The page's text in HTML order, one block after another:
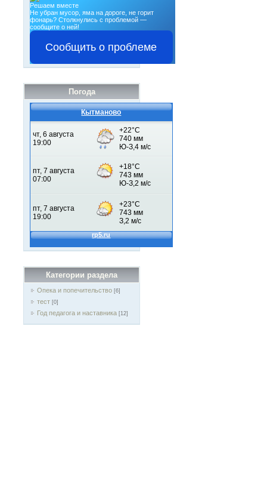
Решаем вместе
Не убран мусор, яма на дороге, не горит
фонарь? Столкнулись с проблемой —
сообщите о ней!
Сообщить о проблеме
Погода
Кытманово
Категории раздела
Опека и попечительство [6]
тест [0]
Год педагога и наставника [12]